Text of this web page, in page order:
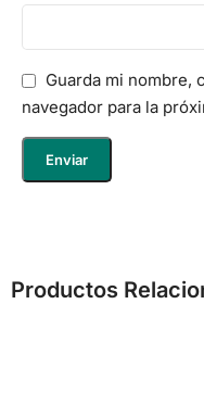
Guarda mi nombre,
navegador para la
Productos